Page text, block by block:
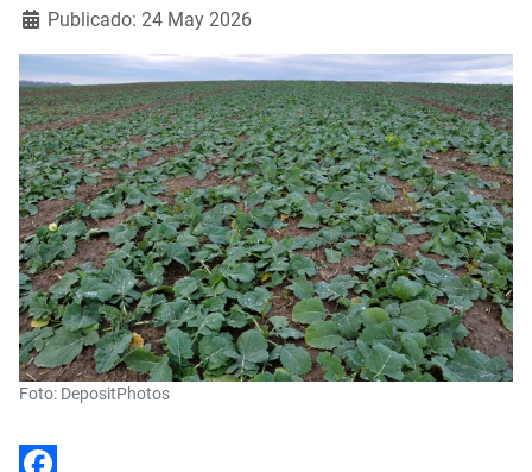
Detalles
Publicado: 24 May 2026
Foto: DepositPhotos